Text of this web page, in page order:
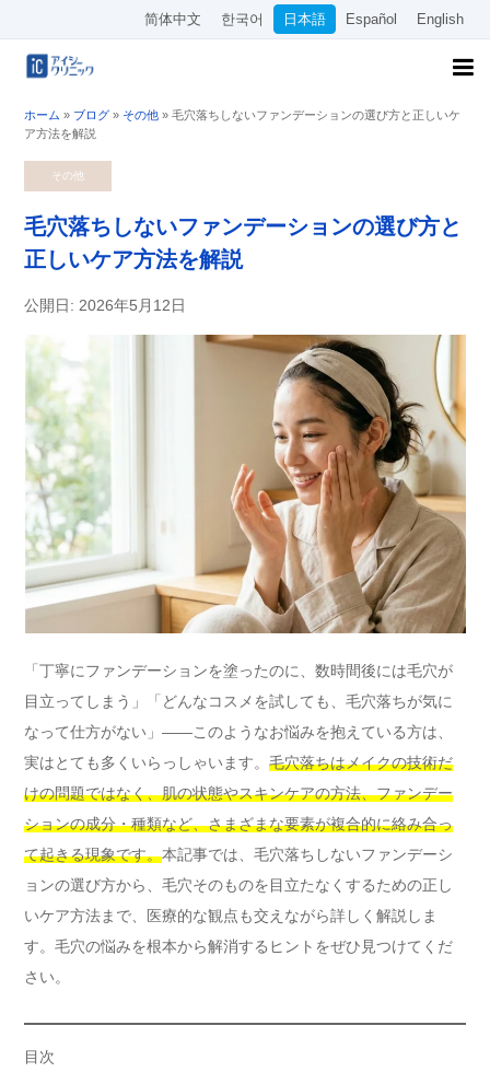
简体中文 한국어 日本語 Español English
ホーム » ブログ » その他 » 毛穴落ちしないファンデーションの選び方と正しいケ
ア方法を解説
その他
毛穴落ちしないファンデーションの選び方と
正しいケア方法を解説
公開日: 2026年5月12日
「丁寧にファンデーションを塗ったのに、数時間後には毛穴が
目立ってしまう」「どんなコスメを試しても、毛穴落ちが気に
なって仕方がない」――このようなお悩みを抱えている方は、
実はとても多くいらっしゃいます。 毛穴落ちはメイクの技術だ
けの問題ではなく、肌の状態やスキンケアの方法、ファンデー
ションの成分・種類など、さまざまな要素が複合的に絡み合っ
て起きる現象です。本記事では、毛穴落ちしないファンデーシ
ョンの選び方から、毛穴そのものを目立たなくするための正し
いケア方法まで、医療的な観点も交えながら詳しく解説しま
す。毛穴の悩みを根本から解消するヒントをぜひ見つけてくだ
さい。
目次